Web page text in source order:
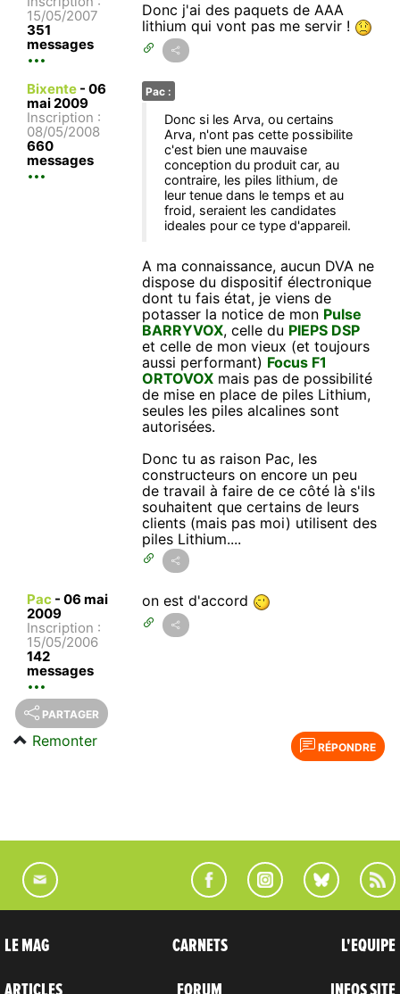
15/05/2007
351
messages
Donc j'ai des paquets de AAA
lithium qui vont pas me servir !
Bixente - 06
mai 2009
Inscription :
08/05/2008
660
messages
Pac :
Donc si les Arva, ou certains
Arva, n'ont pas cette possibilite
c'est bien une mauvaise
conception du produit car, au
contraire, les piles lithium, de
leur tenue dans le temps et au
froid, seraient les candidates
ideales pour ce type d'appareil.
A ma connaissance, aucun DVA ne
dispose du dispositif électronique
dont tu fais état, je viens de
potasser la notice de mon Pulse
BARRYVOX, celle du PIEPS DSP
et celle de mon vieux (et toujours
aussi performant) Focus F1
ORTOVOX mais pas de possibilité
de mise en place de piles Lithium,
seules les piles alcalines sont
autorisées.
Donc tu as raison Pac, les
constructeurs on encore un peu
de travail à faire de ce côté là s'ils
souhaitent que certains de leurs
clients (mais pas moi) utilisent des
piles Lithium....
Pac - 06 mai
2009
Inscription :
15/05/2006
142
messages
on est d'accord
PARTAGER
RÉPONDRE
Remonter
LE MAG CARNETS L'EQUIPE